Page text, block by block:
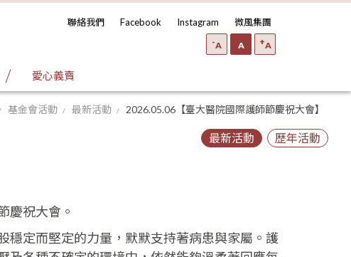
聯絡我們 Facebook Instagram 微風集團
+A
A
-A
愛心義賣
基金會活動 最新活動 2026.05.06【臺大醫院國際護師節慶祝大會】
最新活動 歷年活動
慶祝大會。
穩定而堅定的力量，默默支持著病患與家屬。護